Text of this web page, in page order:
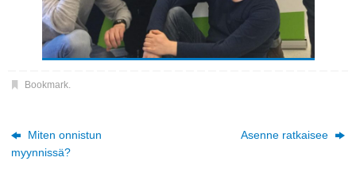
Bookmark.
Miten onnistun
myynnissä?
Asenne ratkaisee